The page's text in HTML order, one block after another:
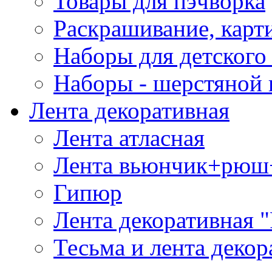
Раскрашивание,
Наборы для
Наборы - шерстяной
Лента декоративная
Лента атласная
Лента
Гипюр
Лента декоративная
Тесьма и лента